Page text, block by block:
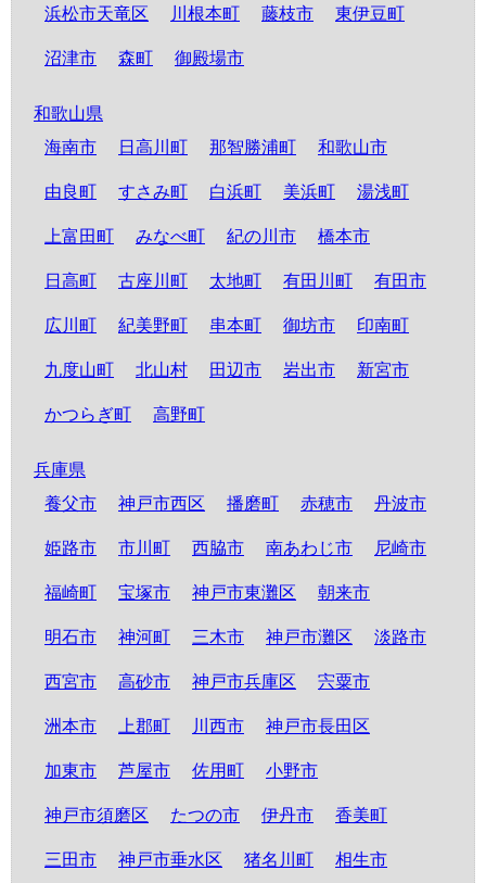
浜松市天竜区 川根本町 藤枝市 東伊豆町
沼津市 森町 御殿場市
和歌山県
海南市
日高川町 那智勝浦町 和歌山市
由良町 すさみ町 白浜町 美浜町 湯浅町
上富田町 みなべ町 紀の川市 橋本市
日高町 古座川町 太地町 有田川町 有田市
広川町 紀美野町 串本町 御坊市 印南町
九度山町 北山村 田辺市 岩出市 新宮市
かつらぎ町 高野町
兵庫県
養父市
神戸市西区 播磨町 赤穂市 丹波市
姫路市 市川町 西脇市 南あわじ市 尼崎市
福崎町 宝塚市 神戸市東灘区 朝来市
明石市 神河町 三木市 神戸市灘区 淡路市
西宮市 高砂市 神戸市兵庫区 宍粟市
洲本市 上郡町 川西市 神戸市長田区
加東市 芦屋市 佐用町 小野市
神戸市須磨区 たつの市 伊丹市 香美町
三田市 神戸市垂水区 猪名川町 相生市